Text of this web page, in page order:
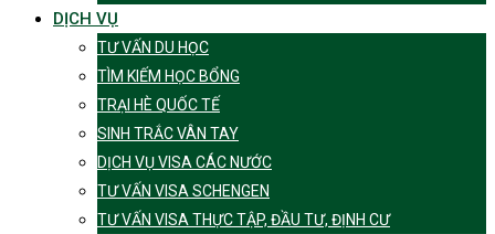
DỊCH VỤ
TƯ VẤN DU HỌC
TÌM KIẾM HỌC BỔNG
TRẠI HÈ QUỐC TẾ
SINH TRẮC VÂN TAY
DỊCH VỤ VISA CÁC NƯỚC
TƯ VẤN VISA SCHENGEN
TƯ VẤN VISA THỰC TẬP, ĐẦU TƯ, ĐỊNH CƯ